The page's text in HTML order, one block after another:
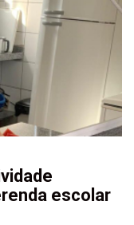
escolar